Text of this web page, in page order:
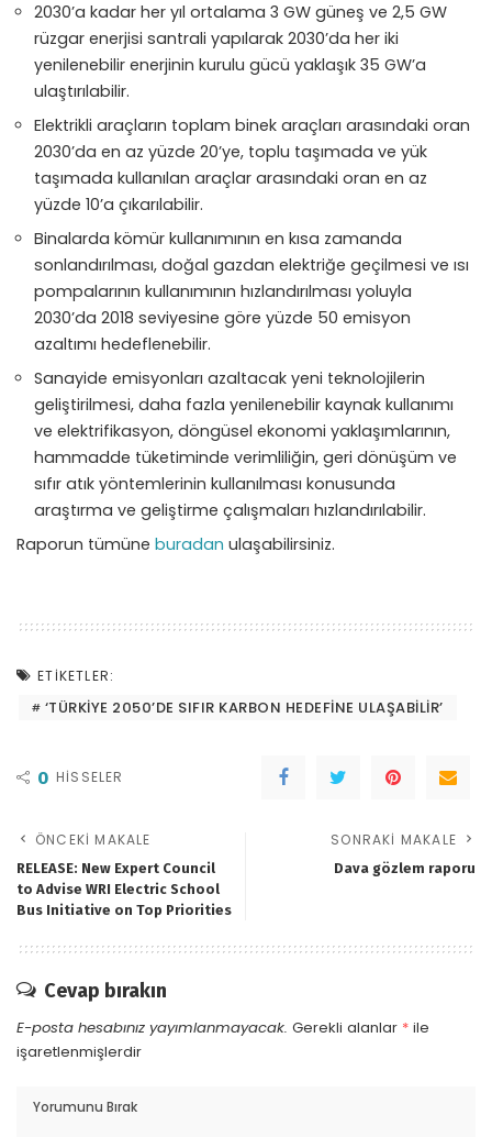
2030’a kadar her yıl ortalama 3 GW güneş ve 2,5 GW
rüzgar enerjisi santrali yapılarak 2030’da her iki
yenilenebilir enerjinin kurulu gücü yaklaşık 35 GW’a
ulaştırılabilir.
Elektrikli araçların toplam binek araçları arasındaki oran
2030’da en az yüzde 20’ye, toplu taşımada ve yük
taşımada kullanılan araçlar arasındaki oran en az
yüzde 10’a çıkarılabilir.
Binalarda kömür kullanımının en kısa zamanda
sonlandırılması, doğal gazdan elektriğe geçilmesi ve ısı
pompalarının kullanımının hızlandırılması yoluyla
2030’da 2018 seviyesine göre yüzde 50 emisyon
azaltımı hedeflenebilir.
Sanayide emisyonları azaltacak yeni teknolojilerin
geliştirilmesi, daha fazla yenilenebilir kaynak kullanımı
ve elektrifikasyon, döngüsel ekonomi yaklaşımlarının,
hammadde tüketiminde verimliliğin, geri dönüşüm ve
sıfır atık yöntemlerinin kullanılması konusunda
araştırma ve geliştirme çalışmaları hızlandırılabilir.
Raporun tümüne buradan ulaşabilirsiniz.
ETIKETLER:
‘TÜRKIYE 2050’DE SIFIR KARBON HEDEFINE ULAŞABILIR’
0 HISSELER
ÖNCEKI MAKALE
RELEASE: New Expert Council
to Advise WRI Electric School
Bus Initiative on Top Priorities
SONRAKI MAKALE
Dava gözlem raporu
Cevap bırakın
E-posta hesabınız yayımlanmayacak. Gerekli alanlar * ile
işaretlenmişlerdir